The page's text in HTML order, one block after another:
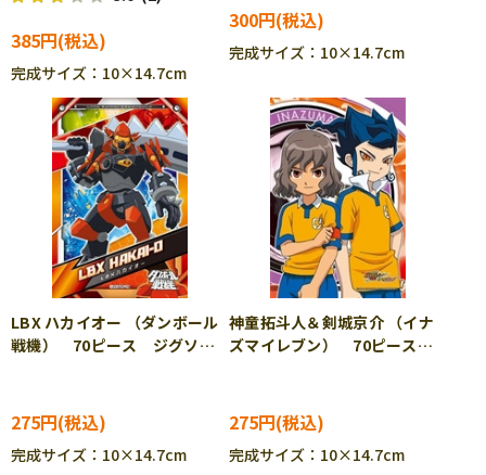
99ピース ジグソーパズル
YAM-99-423
385円
完成サイズ：10×14.7cm
YAM-99-462
300円
完成サイズ：10×14.7cm
LBX ハカイオー （ダンボール
戦機） 70ピース ジグソー
275円
完成サイズ：10×14.7cm
神童拓斗人＆剣城京介 （イナ
ズマイレブン） 70ピース
275円
完成サイズ：10×14.7cm